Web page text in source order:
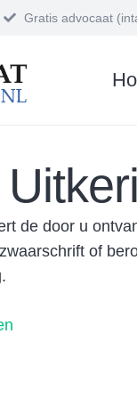
Gratis advocaat
de door u
of